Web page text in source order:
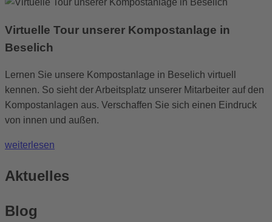
Virtuelle Tour unserer Kompostanlage in
Beselich
Lernen Sie unsere Kompostanlage in Beselich virtuell
kennen. So sieht der Arbeitsplatz unserer Mitarbeiter auf den
Kompostanlagen aus. Verschaffen Sie sich einen Eindruck
von innen und außen.
weiterlesen
Aktuelles
Blog